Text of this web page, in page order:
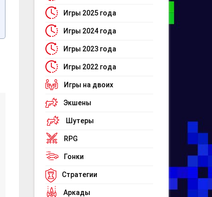
Игры 2025 года
Игры 2024 года
Игры 2023 года
Игры 2022 года
Игры на двоих
Экшены
Шутеры
RPG
Гонки
Стратегии
Аркады